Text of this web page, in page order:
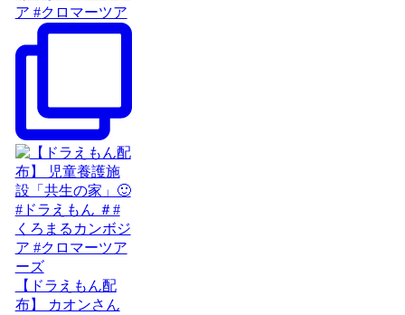
ア #クロマーツア
【ドラえもん配
布】 カオンさん